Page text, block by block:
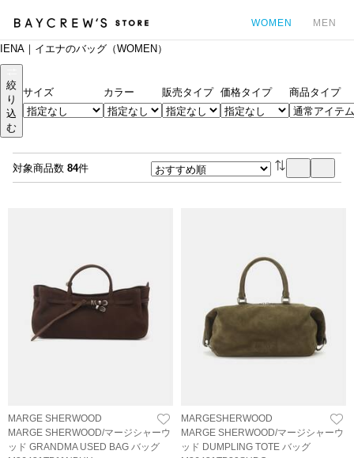
WOMEN MEN
IENA｜イエナのバッグ（WOMEN）
絞
り
込
む
サイズ カラー 販売タイプ 価格タイプ 商品タイプ
対象商品数 84件
MARGE SHERWOOD
MARGE SHERWOOD/マージシャーウ
ッド GRANDMA USED BAG バッグ
MARGESHERWOOD
MARGE SHERWOOD/マージシャーウ
ッド DUMPLING TOTE バッグ